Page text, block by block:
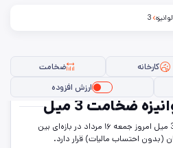
3
کارخانه
ضخامت
ارزش افزوده
ضخامت 3 میل
قیمت ورق گالوانیزه ضخامت 3 میل امروز جمعه ۱۶ مرداد در بازه‌ای بین